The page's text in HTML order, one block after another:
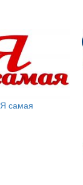
Я самая